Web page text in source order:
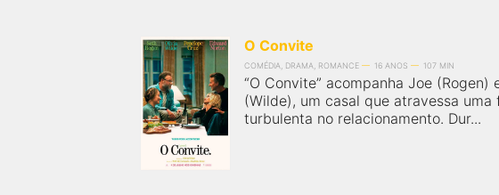
O Convite
COMÉDIA, DRAMA, ROMANCE 16 ANOS 107 MIN
“O Convite” acompanha Joe (Rogen)
(Wilde), um casal que atravessa uma
turbulenta no relacionamento. Dur...
brasileiro. Você pode também acessar informações
sobre cinemas, horários, assistir aos trailers e muito